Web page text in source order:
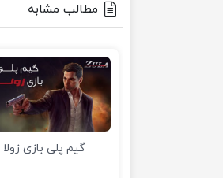
مطالب مشابه
گیم پلی بازی زولا